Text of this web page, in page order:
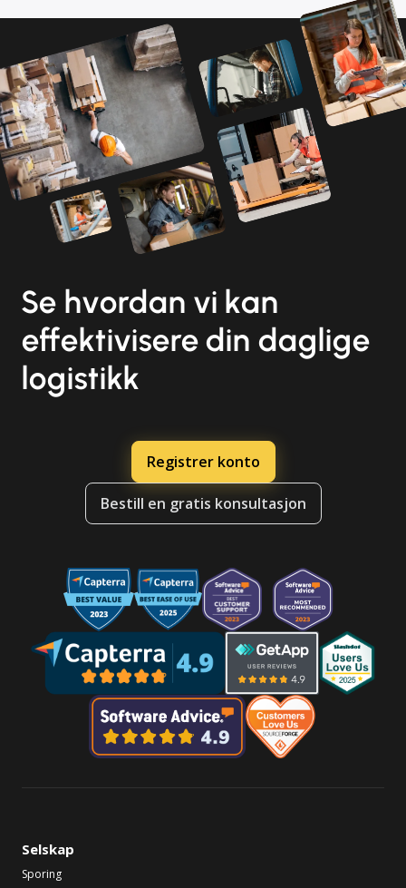
Se hvordan vi kan
effektivisere din daglige
logistikk
Registrer konto
Bestill en gratis konsultasjon
Selskap
Sporing